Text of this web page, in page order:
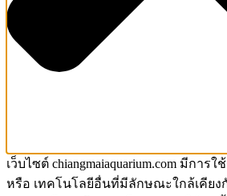
เว็บไซต์ chiangmaiaquarium.com มีการ
หรือ เทคโนโลยีอื่นที่มีลักษณะใกล้เคียง